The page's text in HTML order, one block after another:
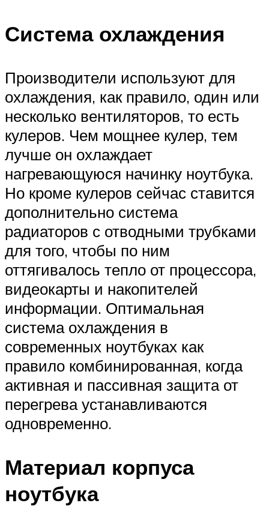
Система охлаждения
Производители используют для
охлаждения, как правило, один или
несколько вентиляторов, то есть
кулеров. Чем мощнее кулер, тем
лучше он охлаждает
нагревающуюся начинку ноутбука.
Но кроме кулеров сейчас ставится
дополнительно система
радиаторов с отводными трубками
для того, чтобы по ним
оттягивалось тепло от процессора,
видеокарты и накопителей
информации. Оптимальная
система охлаждения в
современных ноутбуках как
правило комбинированная, когда
активная и пассивная защита от
перегрева устанавливаются
одновременно.
Материал корпуса
ноутбука